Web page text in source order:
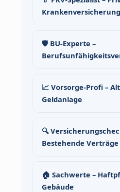
Krankenversicherung
🛡 BU-Experte –
📈 Vorsorge-Profi –
Geldanlage
🔍
Bestehende
🏠 Sachwerte –
Gebäude